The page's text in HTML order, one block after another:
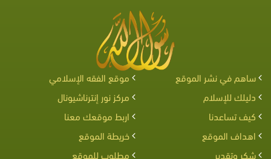
ساهم في نشر الموقع
موقع الفقه الإسلامي
دليلك للإسلام
مركز نور إنترناشيونال
كيف تساعدنا
اربط موقعك معنا
اهداف الموقع
خريطة الموقع
شكر وتقدير
مطلوب للموقع